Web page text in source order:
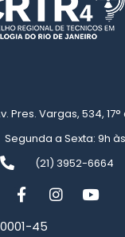
Pres. Vargas, 534,
Segunda a Sexta: 9h às
(21) 3952-6664
45